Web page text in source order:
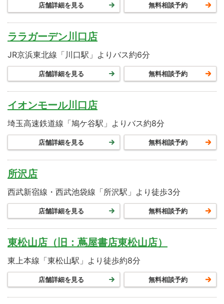
店舗詳細を見る 無料相談予約
ララガーデン川口店
JR京浜東北線「川口駅」よりバス約6分
店舗詳細を見る 無料相談予約
イオンモール川口店
埼玉高速鉄道線「鳩ケ谷駅」よりバス約8分
店舗詳細を見る 無料相談予約
所沢店
西武新宿線・西武池袋線「所沢駅」より徒歩3分
店舗詳細を見る 無料相談予約
東松山店（旧：蔦屋書店東松山店）
東上本線「東松山駅」より徒歩約8分
店舗詳細を見る 無料相談予約